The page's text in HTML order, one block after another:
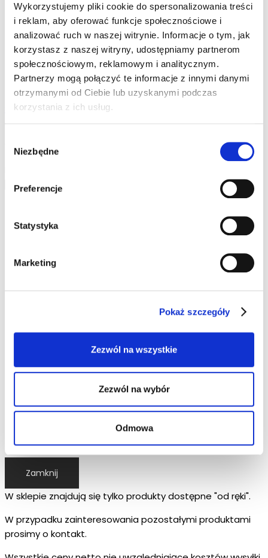
Wykorzystujemy pliki cookie do spersonalizowania treści
i reklam, aby oferować funkcje społecznościowe i
analizować ruch w naszej witrynie. Informacje o tym, jak
korzystasz z naszej witryny, udostępniamy partnerom
społecznościowym, reklamowym i analitycznym.
Partnerzy mogą połączyć te informacje z innymi danymi
otrzymanymi od Ciebie lub uzyskanymi podczas
korzystania z ich usług.
zgody
Niezbędne
Preferencje
Statystyka
Marketing
Pokaż szczegóły
Zezwól na wszystkie
Zezwól na wybór
Odmowa
BIOGAZOWNIE
OBORY DLA BYDŁA
TECHNIKA UDOJOWA
POZOSTAŁA OFERTA
DO POBRANIA
KONTAKT
Strona główna »Produkty otagowane „Słupek
grubościenny BS 76/1800”
Wyświetlanie jednego wyniku
Słupek grubościenny BS
76/1800
Zamknij
W sklepie znajdują się tylko produkty dostępne "od ręki".
W przypadku zainteresowania pozostałymi produktami
prosimy o kontakt.